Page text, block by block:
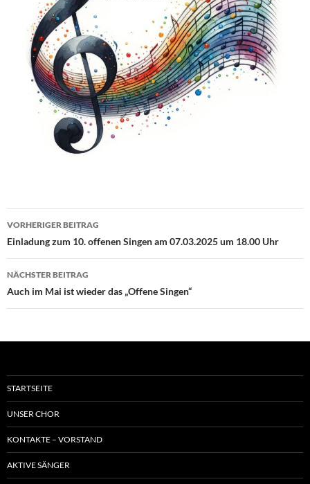
Beitragsnavigation
VORHERIGER BEITRAG
Einladung zum 10. offenen Singen am 07.03.2025 um 18.00 Uhr
NÄCHSTER BEITRAG
Auch im Mai ist wieder das „Offene Singen“
STARTSEITE
UNSER CHOR
KONTAKTE – VORSTAND
AKTIVE SÄNGER